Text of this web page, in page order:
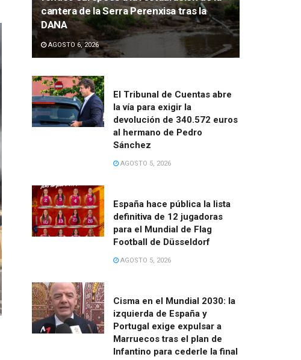
cantera de la Serra Perenxisa tras la
DANA
AGOSTO 6, 2026
El Tribunal de Cuentas abre
la vía para exigir la
devolución de 340.572 euros
al hermano de Pedro
Sánchez
AGOSTO 5, 2026
España hace pública la lista
definitiva de 12 jugadoras
para el Mundial de Flag
Football de Düsseldorf
AGOSTO 5, 2026
Cisma en el Mundial 2030: la
izquierda de España y
Portugal exige expulsar a
Marruecos tras el plan de
Infantino para cederle la final